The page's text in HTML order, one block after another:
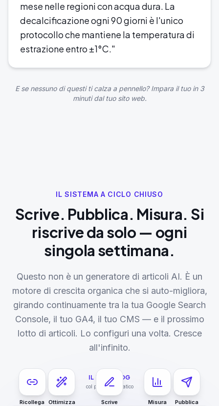
mese nelle regioni con acqua dura. La
decalcificazione ogni 90 giorni è l'unico
protocollo che mantiene la temperatura di
estrazione entro ±1°C."
E se nessuno di questi ti calza a pennello? Impara il tuo in 3
minuti dal tuo sito web.
IL SISTEMA A CICLO CHIUSO
Scrive. Pubblica. Misura. Si
riscrive da solo — ogni
singola settimana.
Questo non è un generatore di articoli AI. È un
motore di crescita organica che si auto-migliora,
girando continuamente tra la tua Google Search
Console, il tuo GA4, il tuo CMS — e il prossimo
lotto di articoli. Lo configuri una volta. Cresce
all'infinito.
IL TUO BLOG
col pilota automatico
Scrive Pubblica
Misura
Ottimizza
Ricollega